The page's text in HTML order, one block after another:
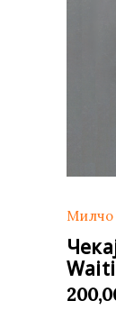
Милчо